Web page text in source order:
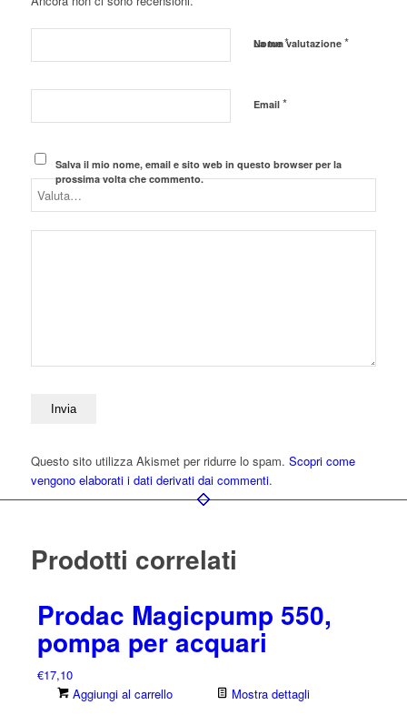
Nome*
Email *
Salva il mio nome, email e sito web in questo browser per la
prossima volta che commento.
La tua valutazione *
Questo sito utilizza Akismet per ridurre lo spam. Scopri come
vengono elaborati i dati derivati dai commenti.
Prodotti correlati
Prodac Magicpump 550,
pompa per acquari
€17,10
Aggiungi al carrello
Mostra dettagli